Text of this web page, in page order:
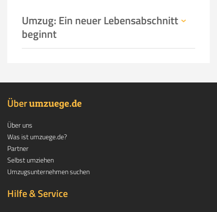
Umzug: Ein neuer Lebensabschnitt
beginnt
Überumzuege.de
Über uns
Was ist umzuege.de?
Partner
Selbst umziehen
Umzugsunternehmen suchen
Hilfe & Service